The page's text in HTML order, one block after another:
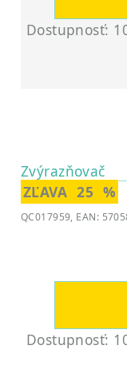
Dostupnosť:
Zvýrazňovač
ZĽAVA 25 %
QC017959, EAN:
Dostupnosť: